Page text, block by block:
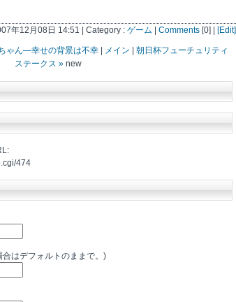
年12月08日 14:51 | Category : ゲーム Comments [0] | [Edit]
ゃん―幸せの背景は不幸 メイン
朝日杯フューチュリティ
ステークス » new
474
はデフォルトのままで。)